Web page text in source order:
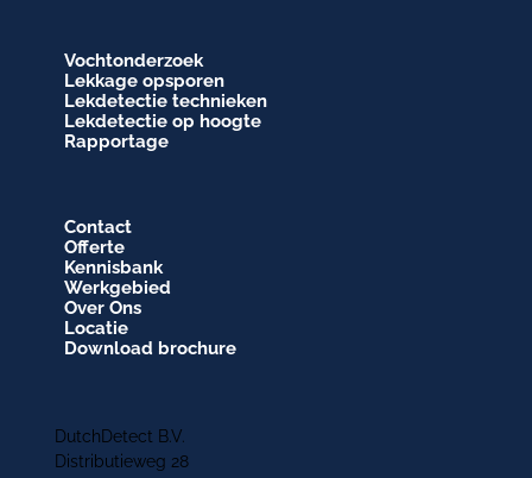
Vochtonderzoek
Lekkage opsporen
Lekdetectie technieken
Lekdetectie op hoogte
Rapportage
Contact
Offerte
Kennisbank
Werkgebied
Over Ons
Locatie
Download brochure
DutchDetect B.V.
Distributieweg 28